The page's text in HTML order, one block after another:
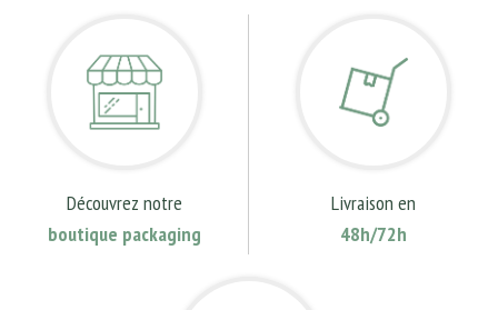
Découvrez notre
boutique packaging
Livraison en
48h/72h